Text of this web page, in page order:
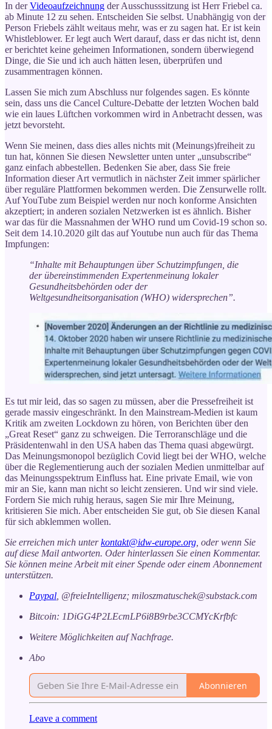
In derVideoaufzeichnung der Ausschusssitzung ist Herr Friebel ca.
ab Minute 12 zu sehen. Entscheiden Sie selbst. Unabhängig von der
Person Friebels zählt weitaus mehr, was er zu sagen hat. Er ist kein
Whistleblower. Er legt auch Wert darauf, dass er das nicht ist, denn
er berichtet keine geheimen Informationen, sondern überwiegend
Dinge, die Sie und ich auch hätten lesen, überprüfen und
zusammentragen können.
Lassen Sie mich zum Abschluss nur folgendes sagen. Es könnte
sein, dass uns die Cancel Culture-Debatte der letzten Wochen bald
wie ein laues Lüftchen vorkommen wird in Anbetracht dessen, was
jetzt bevorsteht.
Wenn Sie meinen, dass dies alles nichts mit (Meinungs)freiheit zu
tun hat, können Sie diesen Newsletter unten unter „unsubscribe“
ganz einfach abbestellen. Bedenken Sie aber, dass Sie freie
Information dieser Art vermutlich in nächster Zeit immer spärlicher
über reguläre Plattformen bekommen werden. Die Zensurwelle rollt.
Auf YouTube zum Beispiel werden nur noch konforme Ansichten
akzeptiert; in anderen sozialen Netzwerken ist es ähnlich. Bisher
war das für die Massnahmen der WHO rund um Covid-19 schon so.
Seit dem 14.10.2020 gilt das auf Youtube nun auch für das Thema
Impfungen:
“Inhalte mit Behauptungen über Schutzimpfungen, die
der übereinstimmenden Expertenmeinung lokaler
Gesundheitsbehörden oder der
Weltgesundheitsorganisation (WHO) widersprechen”.
Es tut mir leid, das so sagen zu müssen, aber die Pressefreiheit ist
gerade massiv eingeschränkt. In den Mainstream-Medien ist kaum
Kritik am zweiten Lockdown zu hören, von Berichten über den
„Great Reset“ ganz zu schweigen. Die Terroranschläge und die
Präsidentenwahl in den USA haben das Thema quasi abgewürgt.
Das Meinungsmonopol bezüglich Covid liegt bei der WHO, welche
über die Reglementierung auch der sozialen Medien unmittelbar auf
das Meinungsspektrum Einfluss hat. Eine private Email, wie von
mir an Sie, kann man nicht so leicht zensieren. Und wir sind viele.
Fordern Sie mich ruhig heraus, sagen Sie mir Ihre Meinung,
kritisieren Sie mich. Aber entscheiden Sie gut, ob Sie diesen Kanal
für sich abklemmen wollen.
Sie erreichen mich unterkontakt@idw-europe.org , oder wenn Sie
auf diese Mail antworten. Oder hinterlassen Sie einen Kommentar.
Sie können meine Arbeit mit einer Spende oder einem Abonnement
unterstützen.
Paypal , @freieIntelligenz; miloszmatuschek@substack.com
Bitcoin: 1DiGG4P2LEcmLP6i8B9rbe3CCMYcKrfbfc
Weitere Möglichkeiten auf Nachfrage.
Abo
Abonnieren
Leave a comment